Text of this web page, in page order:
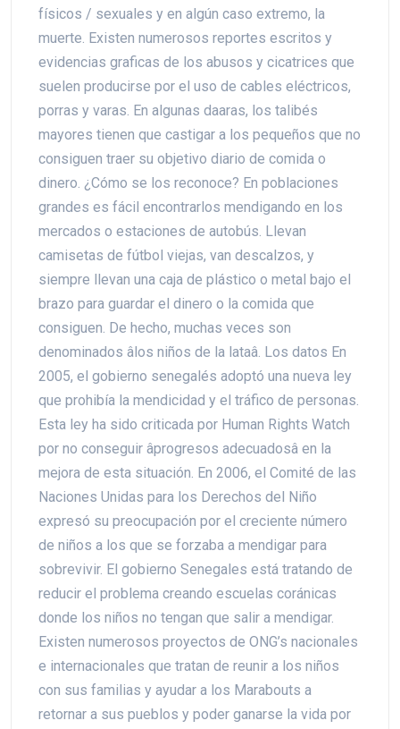
físicos / sexuales y en algún caso extremo, la
muerte. Existen numerosos reportes escritos y
evidencias graficas de los abusos y cicatrices que
suelen producirse por el uso de cables eléctricos,
porras y varas. En algunas daaras, los talibés
mayores tienen que castigar a los pequeños que no
consiguen traer su objetivo diario de comida o
dinero. ¿Cómo se los reconoce? En poblaciones
grandes es fácil encontrarlos mendigando en los
mercados o estaciones de autobús. Llevan
camisetas de fútbol viejas, van descalzos, y
siempre llevan una caja de plástico o metal bajo el
brazo para guardar el dinero o la comida que
consiguen. De hecho, muchas veces son
denominados âlos niños de la lataâ. Los datos En
2005, el gobierno senegalés adoptó una nueva ley
que prohibía la mendicidad y el tráfico de personas.
Esta ley ha sido criticada por Human Rights Watch
por no conseguir âprogresos adecuadosâ en la
mejora de esta situación. En 2006, el Comité de las
Naciones Unidas para los Derechos del Niño
expresó su preocupación por el creciente número
de niños a los que se forzaba a mendigar para
sobrevivir. El gobierno Senegales está tratando de
reducir el problema creando escuelas coránicas
donde los niños no tengan que salir a mendigar.
Existen numerosos proyectos de ONG’s nacionales
e internacionales que tratan de reunir a los niños
con sus familias y ayudar a los Marabouts a
retornar a sus pueblos y poder ganarse la vida por